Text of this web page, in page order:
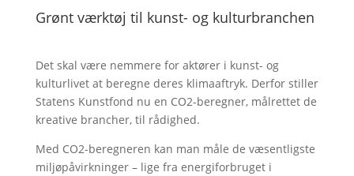
Grønt værktøj til kunst- og kulturbranchen
Det skal være nemmere for aktører i kunst- og
kulturlivet at beregne deres klimaaftryk. Derfor stiller
Statens Kunstfond nu en CO2-beregner, målrettet de
kreative brancher, til rådighed.
Med CO2-beregneren kan man måle de væsentligste
miljøpåvirkninger – lige fra energiforbruget i